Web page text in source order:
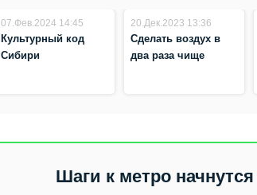
07.Фев.2024 14:45
Культурный код
Сибири
20.Дек.2023 13:36
Сделать воздух в
два раза чище
Шаги к метро